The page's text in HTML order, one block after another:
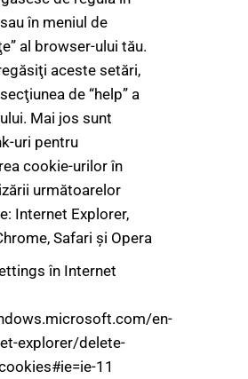
în meniul de
al browser-ului tău.
aceste setări,
de “help” a
Mai jos sunt
uri pentru
cookie-urilor în
următoarelor
Internet Explorer,
Safari şi Opera
în Internet
en-
explorer/delete-
11